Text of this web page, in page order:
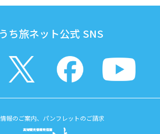
ち旅ネット公式 SNS
報のご案内、パンフレットのご請求